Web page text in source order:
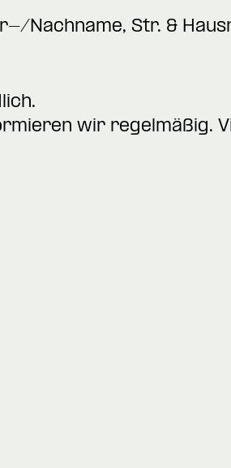
Nachname, Str. &
wir regelmäßig.